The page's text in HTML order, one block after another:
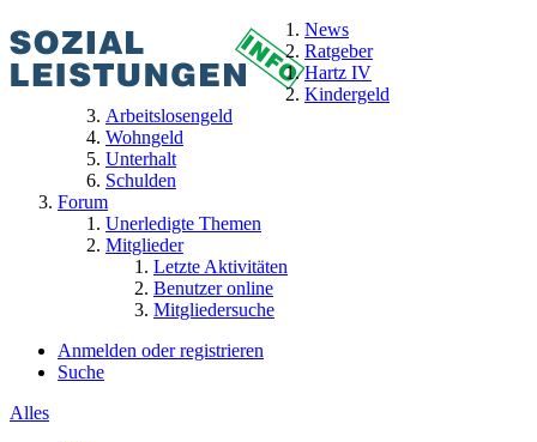
News
Ratgeber
Hartz IV
Kindergeld
Arbeitslosengeld
Wohngeld
Unterhalt
Schulden
Forum
Unerledigte Themen
Mitglieder
Letzte Aktivitäten
Benutzer online
Mitgliedersuche
Anmelden oder registrieren
Suche
Alles